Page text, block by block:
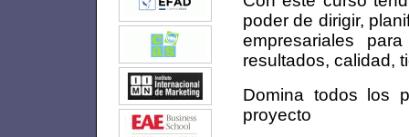
poder de dirigir,
empresariales
resultados, calidad,
Domina todos los
proyecto